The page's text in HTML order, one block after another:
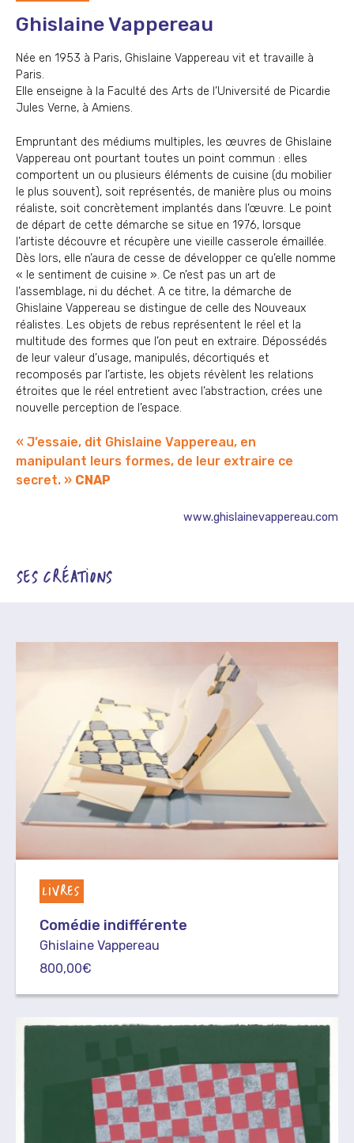
Ghislaine Vappereau
Née en 1953 à Paris, Ghislaine Vappereau vit et travaille à
Paris.
Elle enseigne à la Faculté des Arts de l’Université de Picardie
Jules Verne, à Amiens.
Empruntant des médiums multiples, les œuvres de Ghislaine
Vappereau ont pourtant toutes un point commun : elles
comportent un ou plusieurs éléments de cuisine (du mobilier
le plus souvent), soit représentés, de manière plus ou moins
réaliste, soit concrètement implantés dans l’œuvre. Le point
de départ de cette démarche se situe en 1976, lorsque
l’artiste découvre et récupère une vieille casserole émaillée.
Dès lors, elle n’aura de cesse de développer ce qu’elle nomme
« le sentiment de cuisine ». Ce n’est pas un art de
l’assemblage, ni du déchet. A ce titre, la démarche de
Ghislaine Vappereau se distingue de celle des Nouveaux
réalistes. Les objets de rebus représentent le réel et la
multitude des formes que l’on peut en extraire. Dépossédés
de leur valeur d’usage, manipulés, décortiqués et
recomposés par l’artiste, les objets révèlent les relations
étroites que le réel entretient avec l’abstraction, crées une
nouvelle perception de l’espace.
« J’essaie, dit Ghislaine Vappereau, en
manipulant leurs formes, de leur extraire ce
secret. » CNAP
www.ghislainevappereau.com
SES CRÉATIONS
LIVRES
Comédie indifférente
Ghislaine Vappereau
800,00€